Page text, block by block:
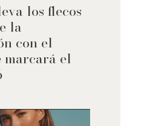
los flecos
la
con el
marcará el